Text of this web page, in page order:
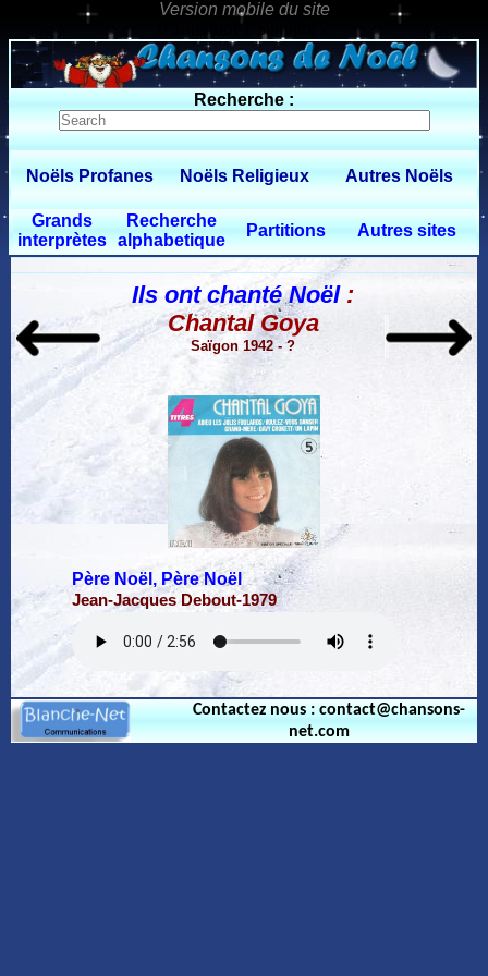
0 $limitbot 1 $limittot 2
Recherche :
Noëls Profanes Noëls Religieux Autres Noëls
Grands
interprètes
Recherche
alphabetique
Partitions Autres sites
Ils ont chanté Noël:
Chantal Goya
Saïgon 1942 - ?
Père Noël, Père Noël
Jean-Jacques Debout-1979
Contactez nous : contact@chansons-
net.com